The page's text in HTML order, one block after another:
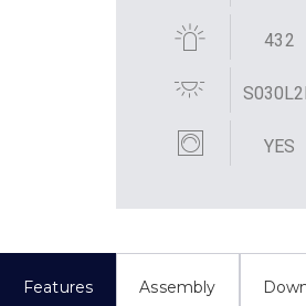
432
YES
Features Assembly